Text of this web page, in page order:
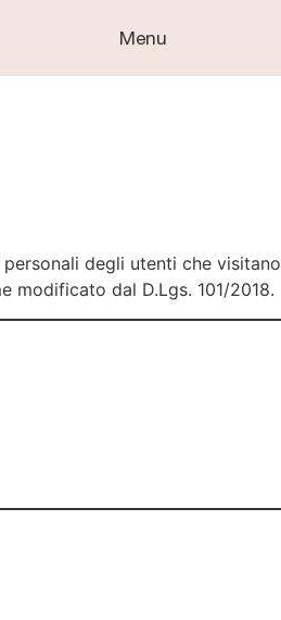
degli utenti che visitano
modificato dal D.Lgs. 101/2018.